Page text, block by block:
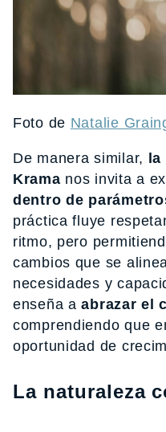
Foto de Natalie
De manera similar,
Krama nos invita a
dentro de
práctica fluye
ritmo, pero
cambios que se
necesidades y
enseña aabrazar el
comprendiendo que
oportunidad de
La naturaleza